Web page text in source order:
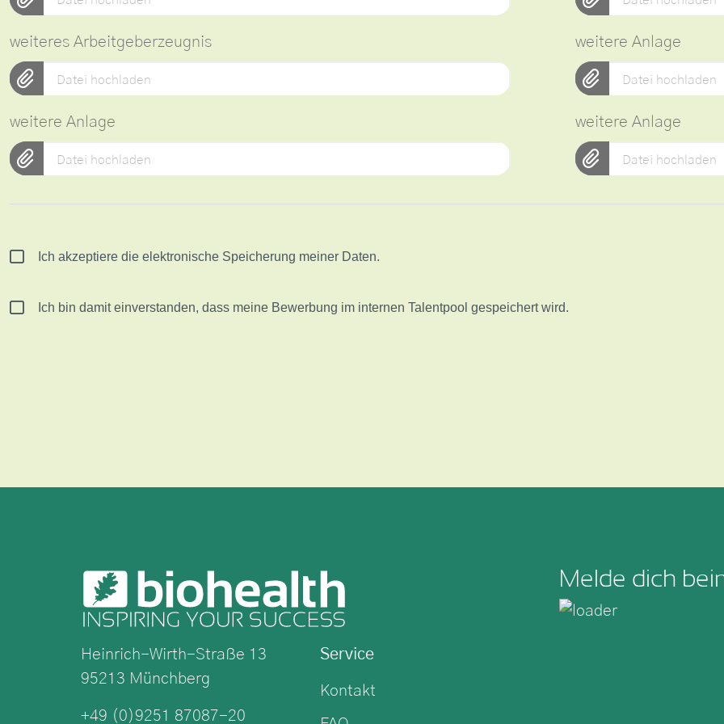
weiteres Arbeitgeberzeugnis
Datei hochladen
weitere Anlage
Datei hochladen
weitere Anlage
Datei hochladen
weitere Anlage
Datei hochladen
Ich akzeptiere die elektronische Speicherung meiner Daten.
Ich bin damit einverstanden, dass meine Bewerbung im internen Talentpool gespeichert wird.
Heinrich-Wirth-Straße 13
95213 Münchberg
+49 (0)9251 87087-20
Service
Kontakt
Melde dich